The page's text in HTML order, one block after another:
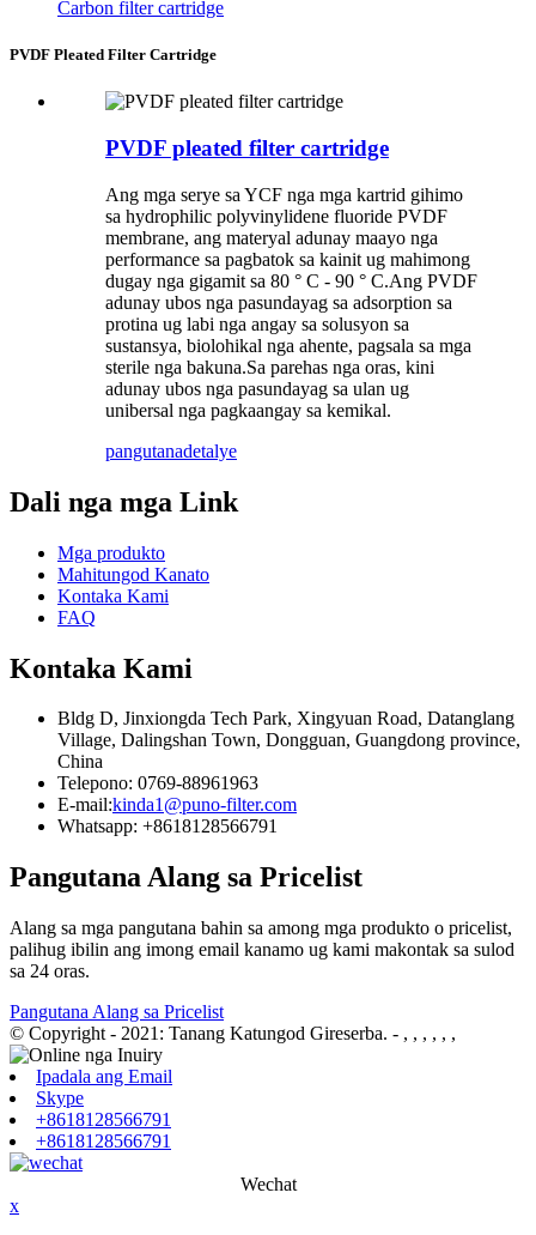
Carbon filter cartridge
PVDF Pleated Filter Cartridge
PVDF pleated filter cartridge
Ang mga serye sa YCF nga mga kartrid gihimo
sa hydrophilic polyvinylidene fluoride PVDF
membrane, ang materyal adunay maayo nga
performance sa pagbatok sa kainit ug mahimong
dugay nga gigamit sa 80 ° C - 90 ° C.Ang PVDF
adunay ubos nga pasundayag sa adsorption sa
protina ug labi nga angay sa solusyon sa
sustansya, biolohikal nga ahente, pagsala sa mga
sterile nga bakuna.Sa parehas nga oras, kini
adunay ubos nga pasundayag sa ulan ug
unibersal nga pagkaangay sa kemikal.
pangutanadetalye
Dali nga mga Link
Mga produkto
Mahitungod Kanato
Kontaka Kami
FAQ
Kontaka Kami
Bldg D, Jinxiongda Tech Park, Xingyuan Road, Datanglang
Village, Dalingshan Town, Dongguan, Guangdong province,
China
Telepono: 0769-88961963
E-mail:kinda1@puno-filter.com
Whatsapp: +8618128566791
Pangutana Alang sa Pricelist
Alang sa mga pangutana bahin sa among mga produkto o pricelist,
palihug ibilin ang imong email kanamo ug kami makontak sa sulod
sa 24 oras.
Pangutana Alang sa Pricelist
© Copyright - 2021: Tanang Katungod Gireserba. - , , , , , ,
Ipadala ang Email
Skype
+8618128566791
+8618128566791
Wechat
x